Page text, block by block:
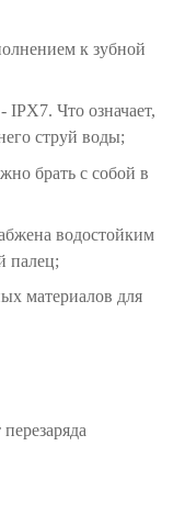
к зубной
IPX7. Что означает,
струй воды;
брать с собой в
водостойким
палец;
материалов для